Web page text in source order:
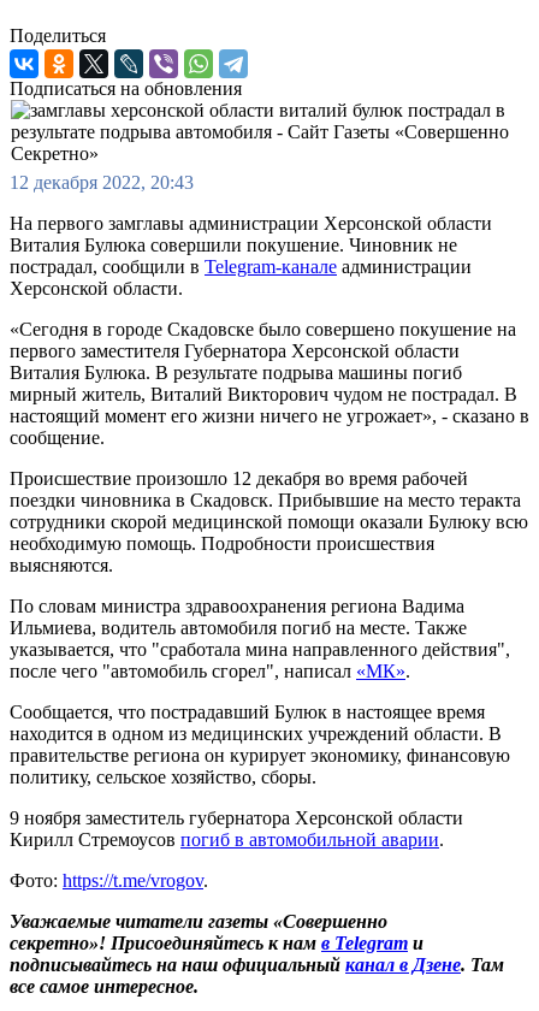
Поделиться
Подписаться на обновления
12 декабря 2022, 20:43
На первого замглавы администрации Херсонской области
Виталия Булюка совершили покушение. Чиновник не
пострадал, сообщили в Telegram-канале администрации
Херсонской области.
«Сегодня в городе Скадовске было совершено покушение на
первого заместителя Губернатора Херсонской области
Виталия Булюка. В результате подрыва машины погиб
мирный житель, Виталий Викторович чудом не пострадал. В
настоящий момент его жизни ничего не угрожает», - сказано в
сообщение.
Происшествие произошло 12 декабря во время рабочей
поездки чиновника в Скадовск. Прибывшие на место теракта
сотрудники скорой медицинской помощи оказали Булюку всю
необходимую помощь. Подробности происшествия
выясняются.
По словам министра здравоохранения региона Вадима
Ильмиева, водитель автомобиля погиб на месте. Также
указывается, что "сработала мина направленного действия",
после чего "автомобиль сгорел", написал «МК».
Сообщается, что пострадавший Булюк в настоящее время
находится в одном из медицинских учреждений области. В
правительстве региона он курирует экономику, финансовую
политику, сельское хозяйство, сборы.
9 ноября заместитель губернатора Херсонской области
Кирилл Стремоусов погиб в автомобильной аварии.
Фото: https://t.me/vrogov.
Уважаемые читатели газеты «Совершенно
секретно»! Присоединяйтесь к нам в Telegram и
подписывайтесь на наш официальный канал в Дзене. Там
все самое интересное.